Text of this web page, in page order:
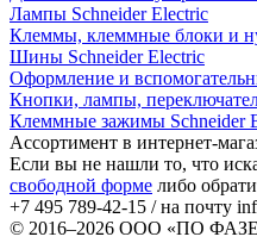
Лампы Schneider Electric
Клеммы, клеммные блоки и
Шины Schneider Electric
Оформление и
Кнопки, лампы,
Клеммные зажимы Schneider
Ассортимент в интернет-
Если вы не нашли то, что
свободной форме либо
+7 495 789-42-15 / на почту
© 2016–2026 ООО «ПО